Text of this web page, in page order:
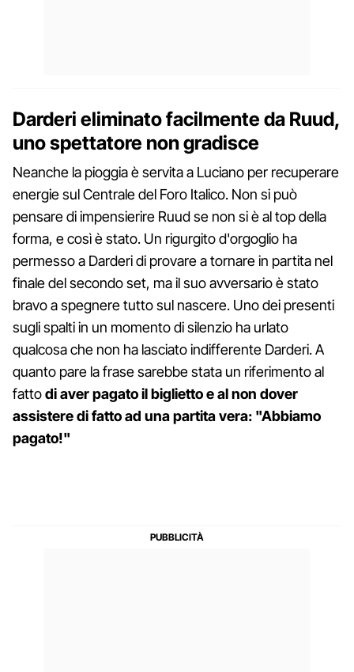
Darderi eliminato facilmente da Ruud,
uno spettatore non gradisce
Neanche la pioggia è servita a Luciano per recuperare
energie sul Centrale del Foro Italico. Non si può
pensare di impensierire Ruud se non si è al top della
forma, e così è stato. Un rigurgito d'orgoglio ha
permesso a Darderi di provare a tornare in partita nel
finale del secondo set, ma il suo avversario è stato
bravo a spegnere tutto sul nascere. Uno dei presenti
sugli spalti in un momento di silenzio ha urlato
qualcosa che non ha lasciato indifferente Darderi. A
quanto pare la frase sarebbe stata un riferimento al
fattodi aver pagato il biglietto e al non dover
assistere di fatto ad una partita vera: "Abbiamo
pagato!"